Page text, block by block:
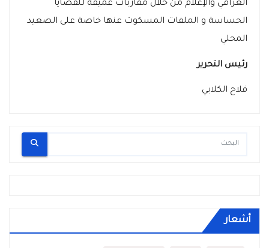
العراقي والإعلام من خلال مقاربات عميقة للقضايا
الحساسة و الملفات المسكوت عنها خاصة على الصعيد
المحلي
رئيس التحرير
فلاح الكلابي
أشعار